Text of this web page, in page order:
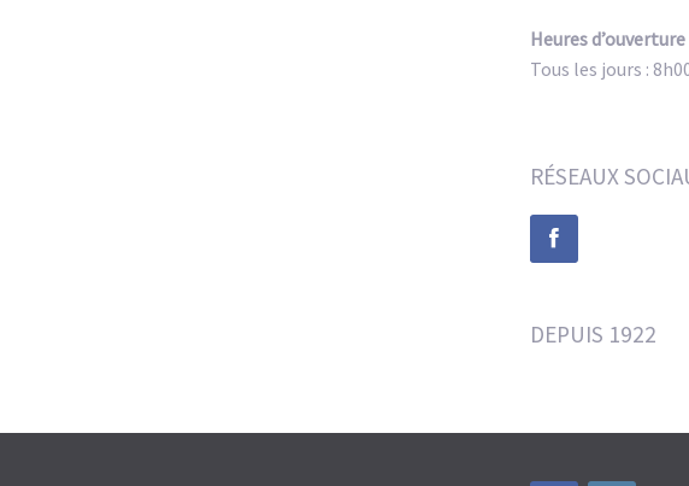
Heures d’ouverture
Tous les jours :
RÉSEAUX
DEPUIS 1922